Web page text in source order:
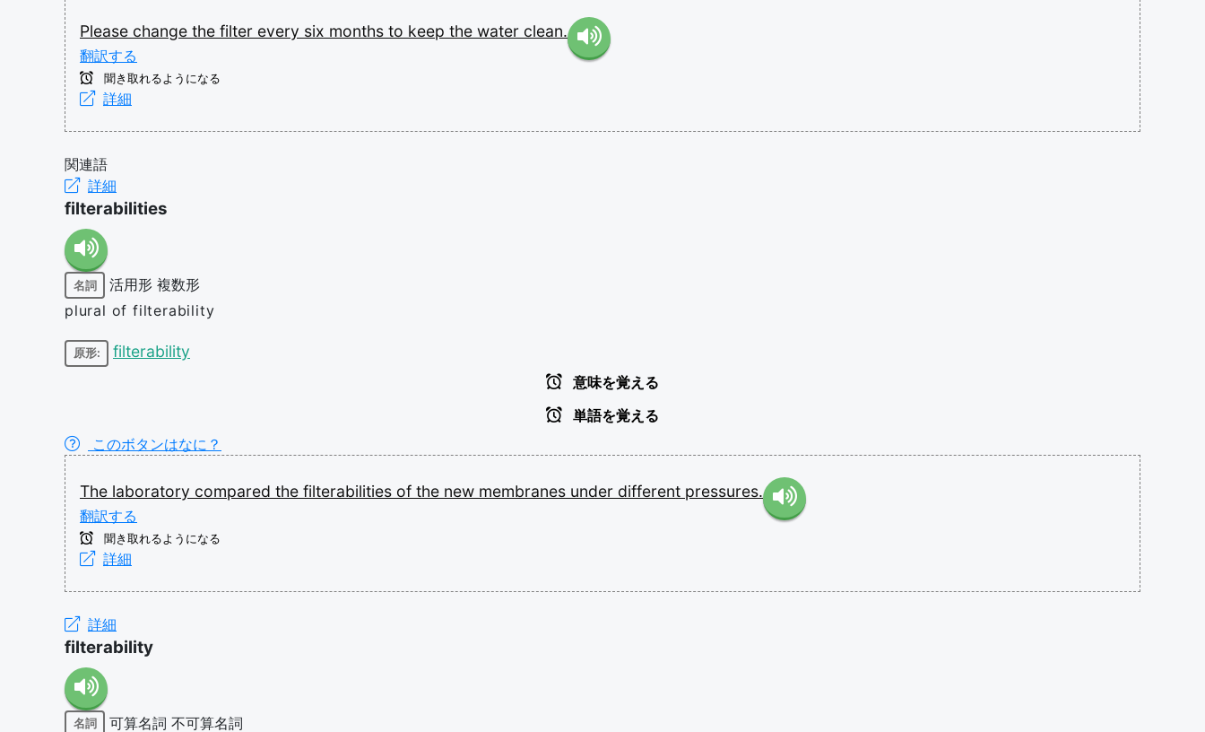
Please change the filter every six months to keep the water clean.
翻訳する
聞き取れるようになる
詳細
関連語
詳細
filterabilities
名詞 活用形 複数形
plural of filterability
原形: filterability
意味を覚える
単語を覚える
このボタンはなに？
The laboratory compared the filterabilities of the new membranes under different pressures.
翻訳する
聞き取れるようになる
詳細
詳細
filterability
名詞 可算名詞 不可算名詞